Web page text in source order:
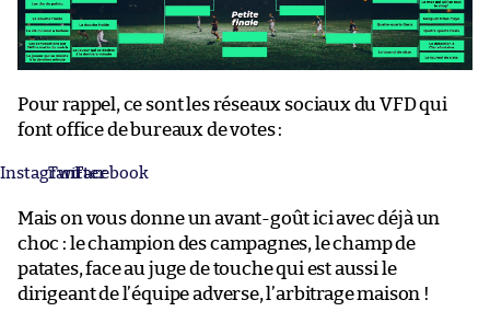
Pour rappel, ce sont les réseaux sociaux du VFD qui
font office de bureaux de votes :
InstagramTwitter
Facebook
Mais on vous donne un avant-goût ici avec déjà un
choc : le champion des campagnes, le champ de
patates, face au juge de touche qui est aussi le
dirigeant de l’équipe adverse, l’arbitrage maison !